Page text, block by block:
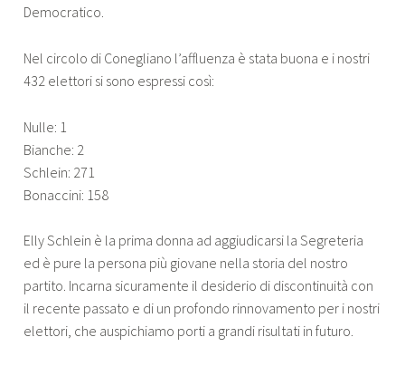
Democratico.
Nel circolo di Conegliano l’affluenza è stata buona e i nostri
432 elettori si sono espressi così:
Nulle: 1
Bianche: 2
Schlein: 271
Bonaccini: 158
Elly Schlein è la prima donna ad aggiudicarsi la Segreteria
ed è pure la persona più giovane nella storia del nostro
partito. Incarna sicuramente il desiderio di discontinuità con
il recente passato e di un profondo rinnovamento per i nostri
elettori, che auspichiamo porti a grandi risultati in futuro.